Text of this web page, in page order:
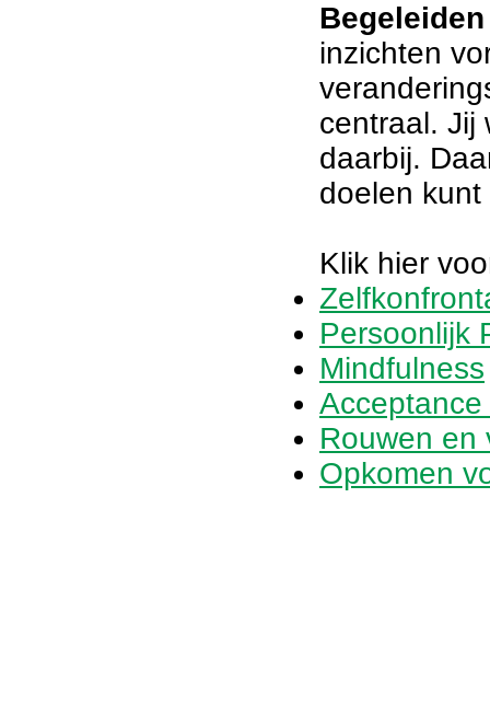
inzichten
centraal. Jij
daarbij.
doelen
Klik hier
Persoonlijk
Mindfulness
Rouwen en
Opkomen